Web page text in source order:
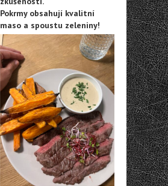
Pokrmy obsahují kvalitní
maso a spoustu zeleniny!